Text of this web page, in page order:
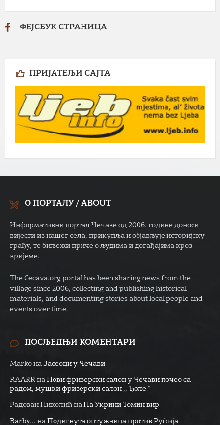
ФЕЈСБУК СТРАНИЦА
ПРИЈАТЕЉИ САЈТА
О ПОРТАЛУ / ABOUT
Информативни портал Чечаве од 2006. године доноси
вијести из нашег села, прикупља и објављује историјску
грађу, те биљежи приче о људима и догађајима кроз
вријеме.
The Cecava.org portal has been sharing news from the
village since 2006, collecting and publishing historical
materials, and documenting stories about local people and
events over time.
ПОСЉЕДЊИ КОМЕНТАРИ
Marko на Засеоци у Чечави
RAARR на Нови фризерски салон у Чечави почео са
радом, мушки фризерски салон ,, Ђоле “
Радован Николић на На Укрини Томин вир
Barby... на Подигнута оптужница против Руфија